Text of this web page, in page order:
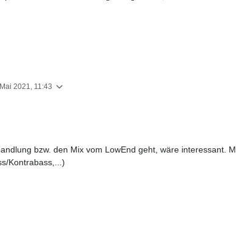
2021, 11:43
bzw. den Mix vom LowEnd geht, wäre interessant.
Kontrabass,...)